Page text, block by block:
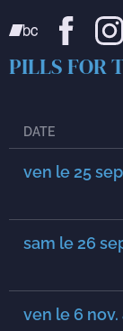
PILLS FOR
DATE
ven le 25
sam le 26
ven le 6 nov.